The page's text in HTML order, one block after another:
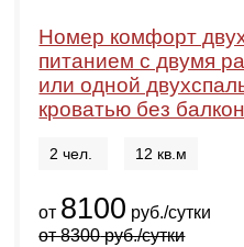
Номер комфорт
питанием с двумя
или одной
кроватью без
2 чел. 12 кв.м
от 8100 руб./сутки
от8300руб./сутки